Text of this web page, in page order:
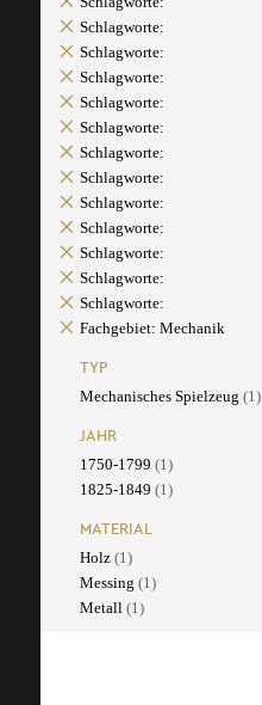
Schlagworte:
Schlagworte:
Schlagworte:
Schlagworte:
Schlagworte:
Schlagworte:
Schlagworte:
Schlagworte:
Schlagworte:
Schlagworte:
Schlagworte:
Schlagworte:
Fachgebiet: Mechanik
TYP
Mechanisches Spielzeug (1)
JAHR
1750-1799 (1)
1825-1849 (1)
MATERIAL
Holz (1)
Messing (1)
Metall (1)